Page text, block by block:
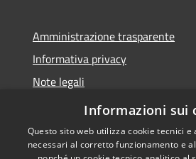
Amministrazione trasparente
Informativa privacy
Note legali
Dichiarazione di accessibilità
Informazioni sui
Questo sito web utilizza cookie tecnici
necessari al corretto funzionamento e